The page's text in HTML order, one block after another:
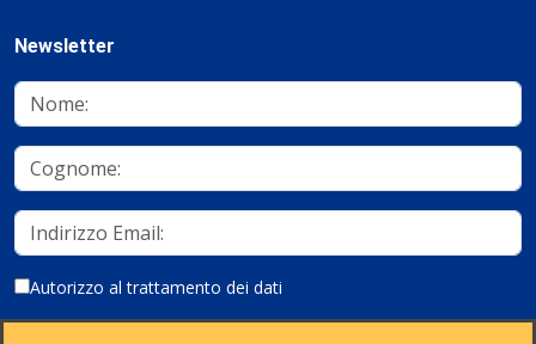
Newsletter
Autorizzo al trattamento dei dati